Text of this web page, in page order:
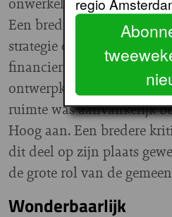
Een breder perspectief,
strategie op stadsniveau,
financieringsbronnen. Het
ontwerpkwaliteit van
ruimte was aanvankelijk
Hoog aan. Een bredere
dit deel op zijn plaats
de grote rol van de
Wonderbaarlijk